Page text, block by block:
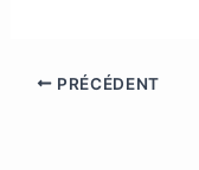
PRÉCÉDENT